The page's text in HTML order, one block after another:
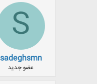
S
sadeghsmn
عضو جدید